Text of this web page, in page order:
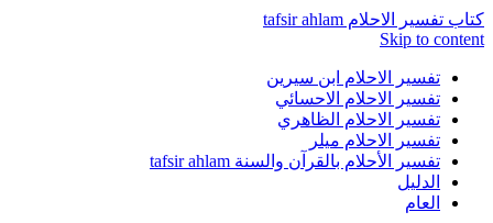
كتاب تفسير الاحلام tafsir ahlam
Skip to content
تفسير الاحلام ابن سيرين
تفسير الاحلام الاحسائي
تفسير الاحلام الظاهري
تفسير الاحلام ميلر
تفسير الأحلام بالقرآن والسنة tafsir ahlam
الدليل
العام